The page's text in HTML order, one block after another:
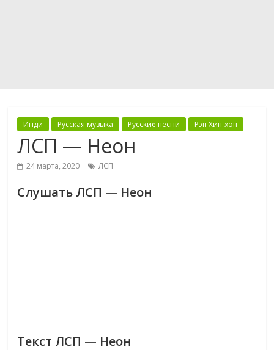
Инди Русская музыка Русские песни Рэп Хип-хоп
ЛСП — Неон
24 марта, 2020 ЛСП
Слушать ЛСП — Неон
Текст ЛСП — Неон